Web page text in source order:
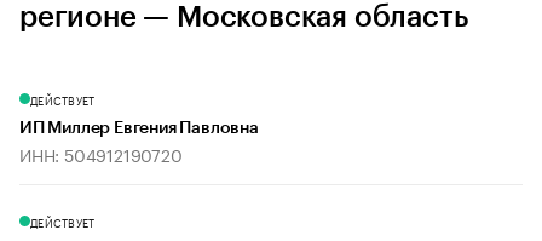
регионе — Московская область
ДЕЙСТВУЕТ
ИП Миллер Евгения Павловна
ИНН: 504912190720
ДЕЙСТВУЕТ